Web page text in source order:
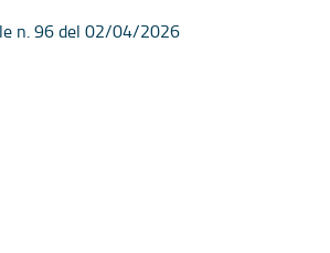
n. 96 del 02/04/2026